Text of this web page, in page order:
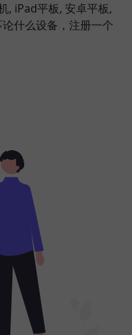
, iPad平板, 安卓平板,
什么设备，注册一个